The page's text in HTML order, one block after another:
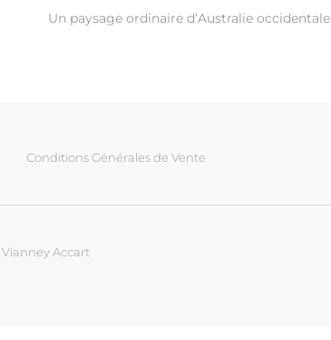
Un paysage ordinaire d’Australie occidentale
Conditions Générales de Vente
Vianney Accart